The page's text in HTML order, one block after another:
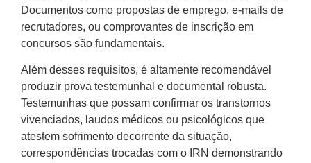
Documentos como propostas de emprego, e-mails de
recrutadores, ou comprovantes de inscrição em
concursos são fundamentais.
Além desses requisitos, é altamente recomendável
produzir prova testemunhal e documental robusta.
Testemunhas que possam confirmar os transtornos
vivenciados, laudos médicos ou psicológicos que
atestem sofrimento decorrente da situação,
correspondências trocadas com o IRN demonstrando